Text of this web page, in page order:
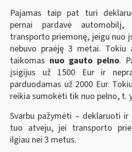
Pajamas taip pat turi
pernai pardavė
transporto priemonę, jeigu nuo
nebuvo praėję 3 metai. Tokiu
taikomas nuo gauto pelno.
įsigijus už 1500 Eur ir
parduodamas už 2000 Eur.
reikia sumokėti tik nuo pelno, t.
Svarbu pažymėti – deklaruoti
tuo atveju, jei transporto
ilgiau nei 3 metus.